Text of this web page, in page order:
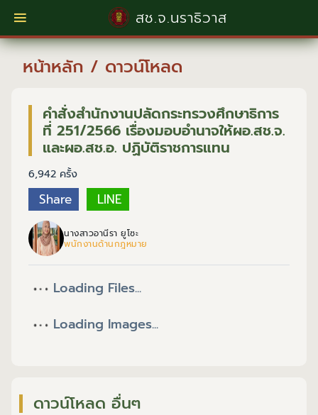
สช.จ.นราธิวาส
หน้าหลัก / ดาวน์โหลด
คำสั่งสำนักงานปลัดกระทรวงศึกษาธิการ
ที่ 251/2566 เรื่องมอบอำนาจให้ผอ.สช.จ.
และผอ.สช.อ. ปฏิบัติราชการแทน
6,942 ครั้ง
Share LINE
นางสาวอานีรา ยูโซะ
พนักงานด้านกฎหมาย
Loading Files...
Loading Images...
ดาวน์โหลด อื่นๆ